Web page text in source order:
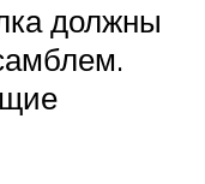
должны